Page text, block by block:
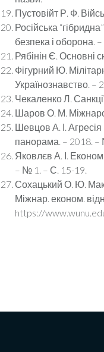
Пустовійт Р. Ф.
Російська
безпека і оборона.
Рябінін Є. Основні
Фігурний Ю.
Українознавство. –
Чекаленко Л.
Шаров О. М.
Шевцов А. І.
панорама. – 2018. –
Яковлєв А. І.
– № 1. – С. 15-19.
Сохацький О. Ю.
Міжнар. економ.
https://